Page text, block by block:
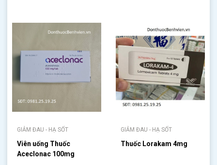
GIẢM ĐAU - HẠ SỐT
Viên uống Thuốc
Aceclonac 100mg
GIẢM ĐAU - HẠ SỐT
Thuốc Lorakam 4mg